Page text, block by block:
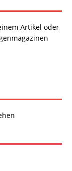
Artikel oder